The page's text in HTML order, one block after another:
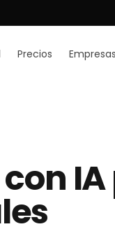
Precios Empresas